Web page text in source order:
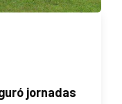
jornadas